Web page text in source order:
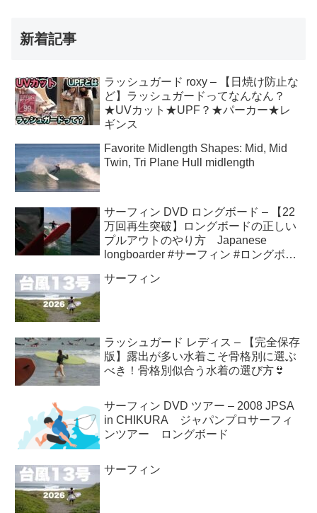
新着記事
ラッシュガード roxy – 【日焼け防止な
ど】ラッシュガードってなんなん？
★UVカット★UPF？★パーカー★レ
ギンス
Favorite Midlength Shapes: Mid, Mid
Twin, Tri Plane Hull midlength
サーフィン DVD ロングボード – 【22
万回再生突破】ロングボードの正しい
プルアウトのやり方 Japanese
longboarder #サーフィン #ロングボー
サーフィン
ラッシュガード レディス – 【完全保存
版】露出が多い水着こそ骨格別に選ぶ
べき！骨格別似合う水着の選び方👙
サーフィン DVD ツアー – 2008 JPSA
in CHIKURA ジャパンプロサーフィ
ンツアー ロングボード
サーフィン